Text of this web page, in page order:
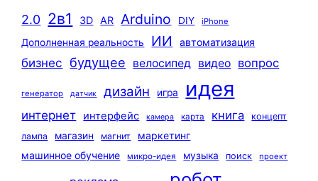
2.0 2в1 3D AR Arduino DIY iPhone
Дополненная реальность ИИ автоматизация
бизнес будущее велосипед видео вопрос
генератор датчик дизайн игра идея
интернет интерфейс камера карта книга
концепт
лампа
магазин магнит
маркетинг
машинное обучение
микро-идея музыка поиск проект